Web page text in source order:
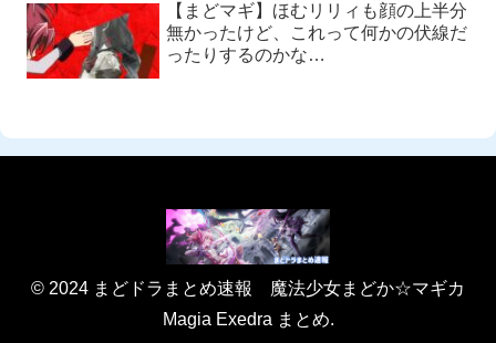
【まどマギ】ほむリリィも顔の上半分
無かったけど、これって何かの伏線だ
ったりするのかな…
© 2024 まどドラまとめ速報 魔法少女まどか☆マギカ
Magia Exedra まとめ.